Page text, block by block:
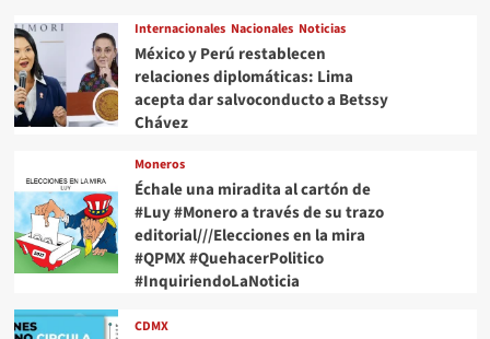
Internacionales Nacionales Noticias
México y Perú restablecen
relaciones diplomáticas: Lima
acepta dar salvoconducto a Betssy
Chávez
Moneros
Échale una miradita al cartón de
#Luy #Monero a través de su trazo
editorial///Elecciones en la mira
#QPMX #QuehacerPolitico
#InquiriendoLaNoticia
CDMX